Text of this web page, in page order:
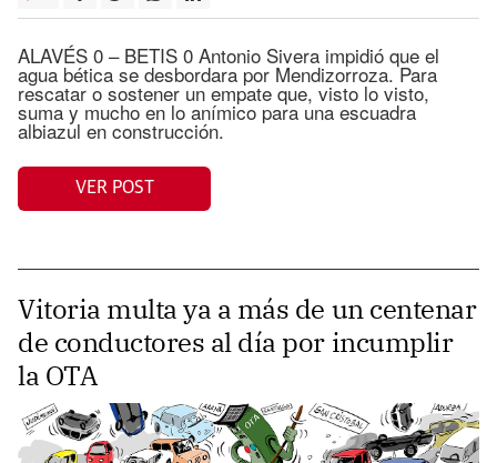
ALAVÉS 0 – BETIS 0 Antonio Sivera impidió que el
agua bética se desbordara por Mendizorroza. Para
rescatar o sostener un empate que, visto lo visto,
suma y mucho en lo anímico para una escuadra
albiazul en construcción.
VER POST
Vitoria multa ya a más de un centenar
de conductores al día por incumplir
la OTA